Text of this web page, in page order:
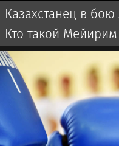
Казахстанец в
Кто такой
бои